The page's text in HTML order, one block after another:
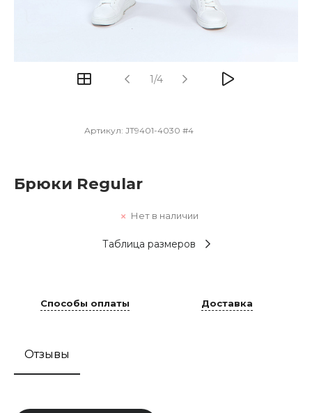
1/4
Артикул: JT9401-4030 #4
Брюки Regular
Нет в наличии
Таблица размеров
Способы оплаты Доставка
Отзывы